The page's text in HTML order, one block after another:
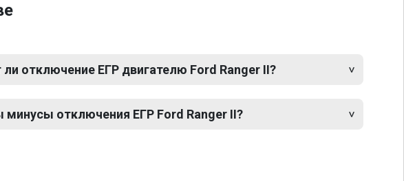
ли отключение ЕГР двигателю Ford Ranger II?
минусы отключения ЕГР Ford Ranger II?